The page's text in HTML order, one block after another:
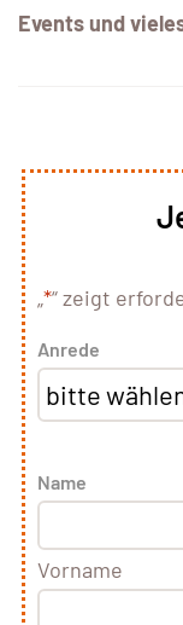
Events und
„*“ zeigt
Anrede
Name
Vorname